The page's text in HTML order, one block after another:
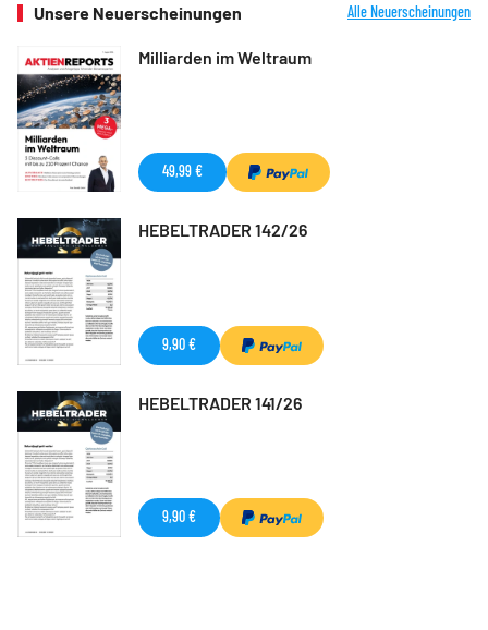
Unsere Neuerscheinungen Alle Neuerscheinungen
Milliarden im Weltraum
49,99 €
HEBELTRADER 142/26
9,90 €
HEBELTRADER 141/26
9,90 €